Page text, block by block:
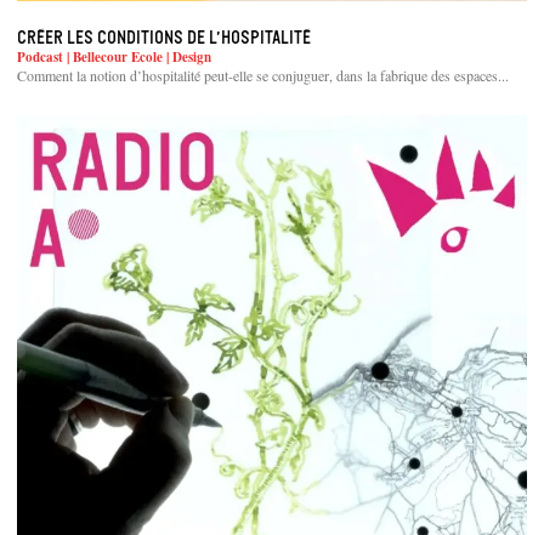
Créer les conditions de l’hospitalité
Podcast | Bellecour Ecole | Design
Comment la notion d’hospitalité peut-elle se conjuguer, dans la fabrique des espaces...